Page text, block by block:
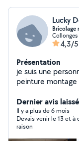
Lucky
Bricolage
4,3/5
Présentation
je suis une
peinture
Dernier avis
Il y a plus de 6 mois
Devais venir le 13 et
raison